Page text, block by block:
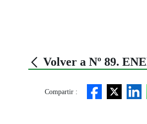
Volver a Nº 89.
Compartir :